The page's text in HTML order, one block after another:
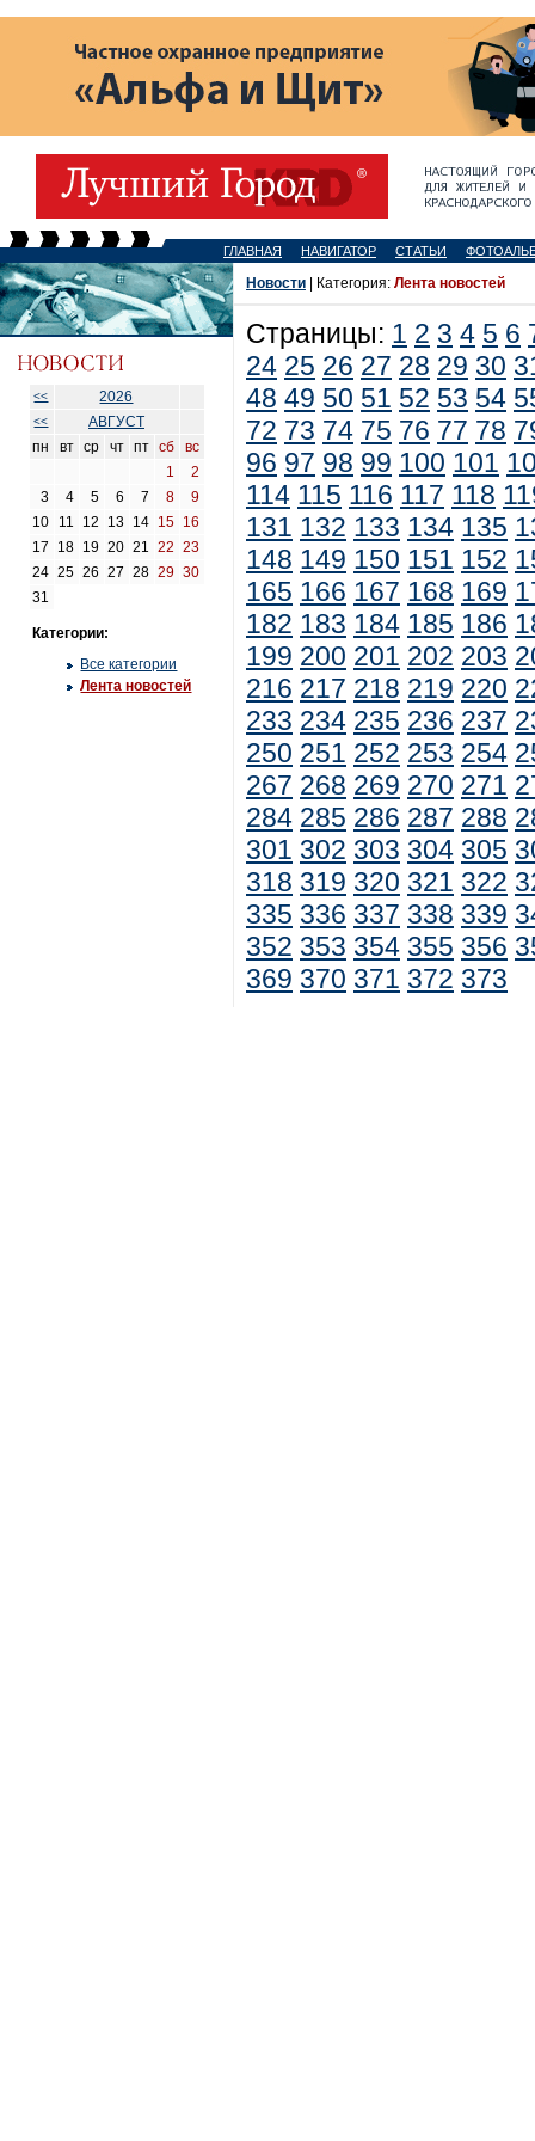
ГЛАВНАЯ НАВИГАТОР СТАТЬИ
<< 2026
<<
АВГУСТ
пн
вт ср чт пт сб
вс
1
2
3
4 5 6 7 8
9
10
11 12 13 14 15 16
17
18 19 20 21 22
23
24 25 26 27 28 29 30
31
Категории:
Все категории
Лента новостей
Новости | Категория: Лента новостей
Страницы: 1 2 3 4 5 6
24 25 26 27 28 29 30
48 49 50 51 52 53 54
72 73 74 75 76 77 78
96 97 98 99 100 101
114 115 116 117 118
131 132 133 134 135
148 149 150 151 152
165 166 167 168 169
182 183 184 185 186
199 200 201 202 203
216 217 218 219 220
233 234 235 236 237
250 251 252 253 254
267 268 269 270 271
284 285 286 287 288
301 302 303 304 305
318 319 320 321 322
335 336 337 338 339
352 353 354 355 356
369 370 371 372 373